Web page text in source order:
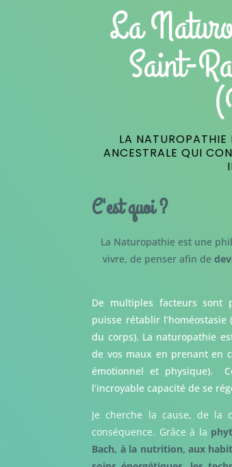
La
Saint-
LA NATUROPATHIE
ANCESTRALE QUI
C'est quoi ?
La Naturopathie est une
vivre, de penser afin de
De multiples facteurs sont
puisse rétablir
du corps). La naturopathie
de vos maux en prenant en
émotionnel et physique).
l’incroyable capacité de se
Je cherche la cause, de la
conséquence. Grâce à la
Bach, à la nutrition, aux